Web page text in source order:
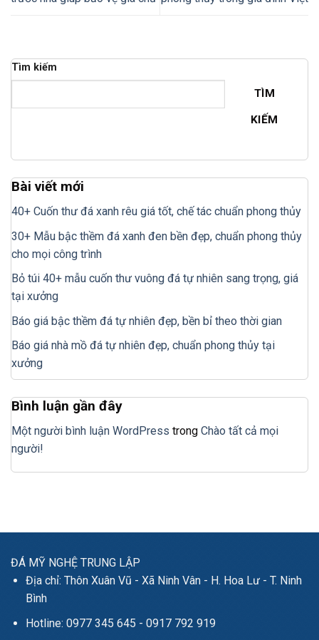
Tìm kiếm
TÌM
KIẾM
Bài viết mới
40+ Cuốn thư đá xanh rêu giá tốt, chế tác chuẩn phong thủy
30+ Mẫu bậc thềm đá xanh đen bền đẹp, chuẩn phong thủy
cho mọi công trình
Bỏ túi 40+ mẫu cuốn thư vuông đá tự nhiên sang trọng, giá
tại xưởng
Báo giá bậc thềm đá tự nhiên đẹp, bền bỉ theo thời gian
Báo giá nhà mồ đá tự nhiên đẹp, chuẩn phong thủy tại
xưởng
Bình luận gần đây
Một người bình luận WordPress trong Chào tất cả mọi
người!
ĐÁ MỸ NGHỆ TRUNG LẬP
Địa chỉ: Thôn Xuân Vũ - Xã Ninh Vân - H. Hoa Lư - T. Ninh
Bình
Hotline: 0977 345 645 - 0917 792 919